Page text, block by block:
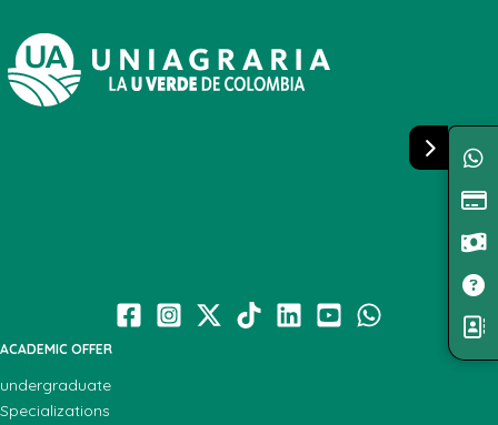
ACADEMIC OFFER
undergraduate
Specializations